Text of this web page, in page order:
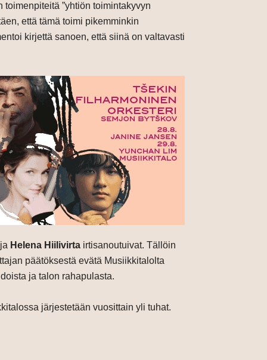
”yhtiön toimintakyvyn
että tämä toimi pikemminkin
kirjettä sanoen, että siinä on valtavasti
Helena Hiilivirta irtisanoutuivat. Tällöin
päätöksestä evätä Musiikkitalolta
ja talon rahapulasta.
järjestetään vuosittain yli tuhat.